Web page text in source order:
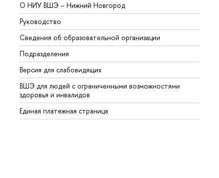
О НИУ ВШЭ – Нижний Новгород
Руководство
Сведения об образовательной организации
Подразделения
Версия для слабовидящих
ВШЭ для людей с ограниченными возможностями
здоровья и инвалидов
Единая платежная страница